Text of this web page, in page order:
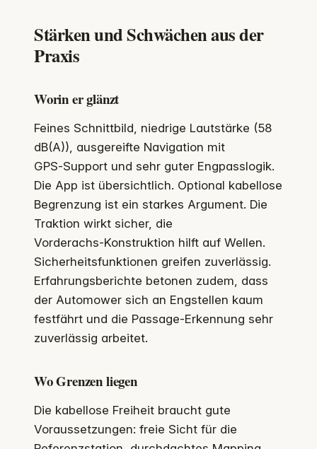
Stärken und Schwächen aus der
Praxis
Worin er glänzt
Feines Schnittbild, niedrige Lautstärke (58
dB(A)), ausgereifte Navigation mit
GPS‑Support und sehr guter Engpasslogik.
Die App ist übersichtlich. Optional kabellose
Begrenzung ist ein starkes Argument. Die
Traktion wirkt sicher, die
Vorderachs‑Konstruktion hilft auf Wellen.
Sicherheitsfunktionen greifen zuverlässig.
Erfahrungsberichte betonen zudem, dass
der Automower sich an Engstellen kaum
festfährt und die Passage‑Erkennung sehr
zuverlässig arbeitet.
Wo Grenzen liegen
Die kabellose Freiheit braucht gute
Voraussetzungen: freie Sicht für die